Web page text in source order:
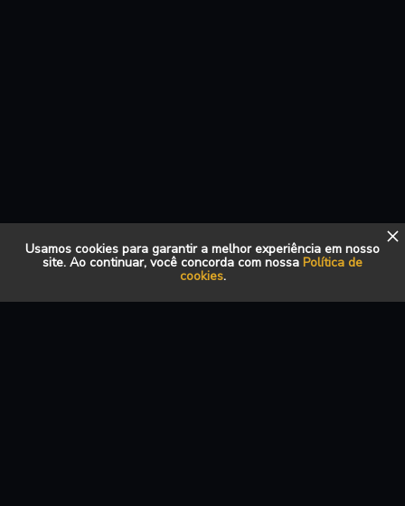
Usamos cookies para garantir a melhor experiência em nosso
site. Ao continuar, você concorda com nossa Política de
cookies.